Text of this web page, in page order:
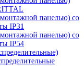
панелью) со
IP31
панелью) со
IP54